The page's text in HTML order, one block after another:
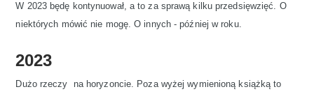
W 2023 będę kontynuował, a to za sprawą kilku przedsięwzięć. O
niektórych mówić nie mogę. O innych - później w roku.
2023
Dużo rzeczy na horyzoncie. Poza wyżej wymienioną książką to